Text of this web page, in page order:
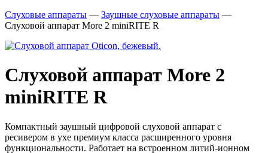
Слуховые аппараты — Заушные слуховые аппараты —
Слуховой аппарат More 2 miniRITE R
Слуховой аппарат More 2
miniRITE R
Компактный заушный цифровой слуховой аппарат с
ресивером в ухе премиум класса расширенного уровня
функциональности. Работает на встроенном литий-ионном